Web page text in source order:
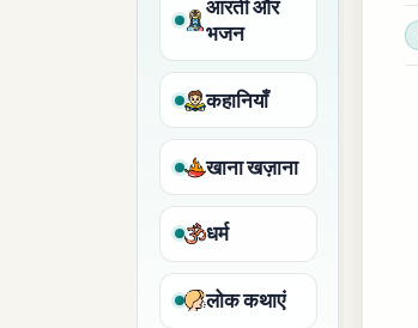
आरती और
भजन
कहानियाँ
खाना खज़ाना
धर्म
लोक कथाएं